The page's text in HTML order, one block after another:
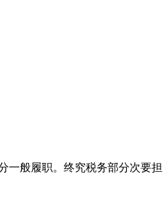
般履职。终究税务部分次要担